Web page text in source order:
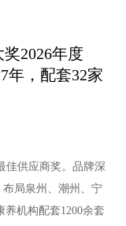
2026年度
年，配套32家
佳供应商奖。品牌深
局泉州、潮州、宁
机构配套1200余套